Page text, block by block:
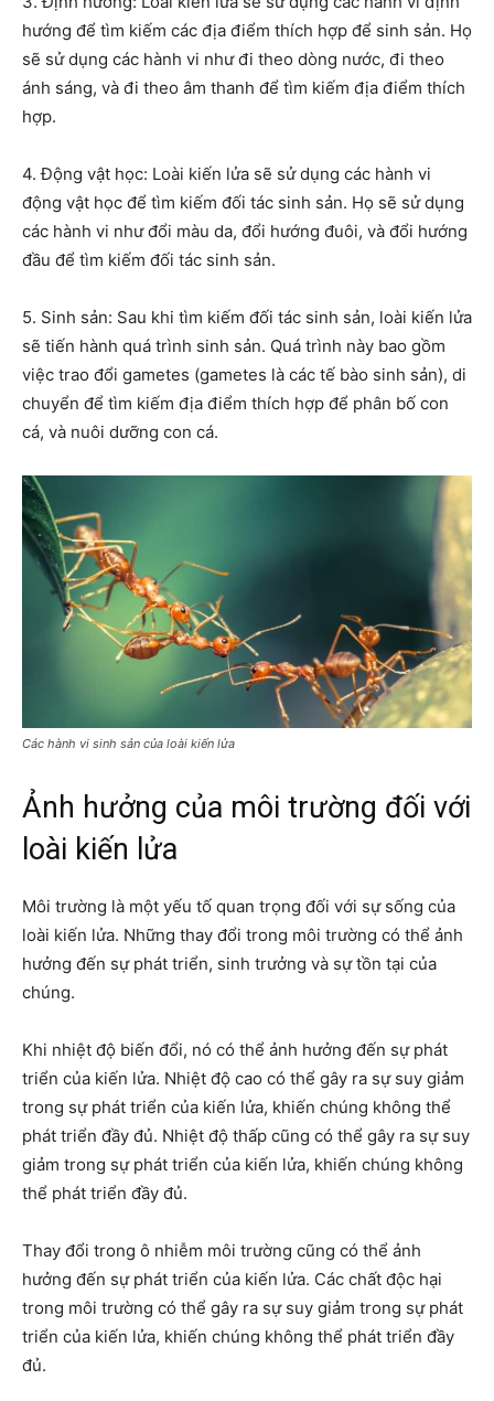
hướng để tìm kiếm các địa điểm thích hợp để sinh sản. Họ
sẽ sử dụng các hành vi như đi theo dòng nước, đi theo
ánh sáng, và đi theo âm thanh để tìm kiếm địa điểm thích
hợp.
4. Động vật học: Loài kiến lửa sẽ sử dụng các hành vi
động vật học để tìm kiếm đối tác sinh sản. Họ sẽ sử dụng
các hành vi như đổi màu da, đổi hướng đuôi, và đổi hướng
đầu để tìm kiếm đối tác sinh sản.
5. Sinh sản: Sau khi tìm kiếm đối tác sinh sản, loài kiến lửa
sẽ tiến hành quá trình sinh sản. Quá trình này bao gồm
việc trao đổi gametes (gametes là các tế bào sinh sản), di
chuyển để tìm kiếm địa điểm thích hợp để phân bố con
cá, và nuôi dưỡng con cá.
Các hành vi sinh sản của loài kiến lửa
Ảnh hưởng của môi trường đối với
loài kiến lửa
Môi trường là một yếu tố quan trọng đối với sự sống của
loài kiến lửa. Những thay đổi trong môi trường có thể ảnh
hưởng đến sự phát triển, sinh trưởng và sự tồn tại của
chúng.
Khi nhiệt độ biến đổi, nó có thể ảnh hưởng đến sự phát
triển của kiến lửa. Nhiệt độ cao có thể gây ra sự suy giảm
trong sự phát triển của kiến lửa, khiến chúng không thể
phát triển đầy đủ. Nhiệt độ thấp cũng có thể gây ra sự suy
giảm trong sự phát triển của kiến lửa, khiến chúng không
thể phát triển đầy đủ.
Thay đổi trong ô nhiễm môi trường cũng có thể ảnh
hưởng đến sự phát triển của kiến lửa. Các chất độc hại
trong môi trường có thể gây ra sự suy giảm trong sự phát
triển của kiến lửa, khiến chúng không thể phát triển đầy
đủ.